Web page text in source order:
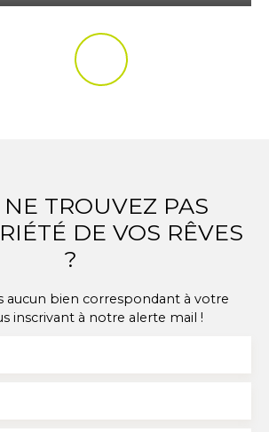
TROUVEZ PAS
DE VOS RÊVES
?
aucun bien correspondant à votre
inscrivant à notre alerte mail !